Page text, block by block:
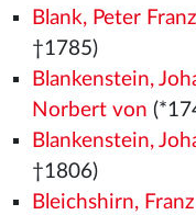
Blank, Peter
†1785)
Blankenstein,
Norbert von
Blankenstein,
†1806)
Bleichshirn,